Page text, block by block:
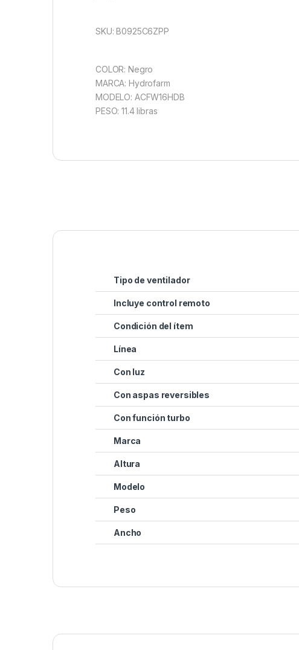
SKU: B0925C6ZPP
COLOR: Negro
MARCA: Hydrofarm
MODELO: ACFW16HDB
PESO: 11.4 libras
Tipo de ventilador
Incluye control remoto
Condición del ítem
Línea
Con luz
Con aspas reversibles
Con función turbo
Marca
Altura
Modelo
Peso
Ancho